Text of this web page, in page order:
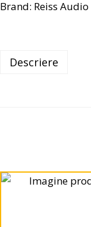
Brand: Reiss Audio
Descriere